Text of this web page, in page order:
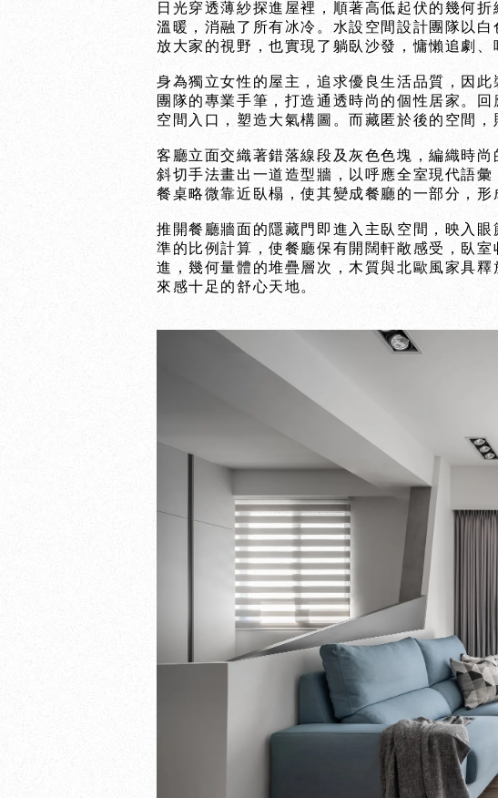
日光穿透薄紗探進屋裡，順著高低起伏的幾何
溫暖，消融了所有冰冷。水設空間設計團隊以
放大家的視野，也實現了躺臥沙發，慵懶追劇、
身為獨立女性的屋主，追求優良生活品質，因
團隊的專業手筆，打造通透時尚的個性居家。
空間入口，塑造大氣構圖。而藏匿於後的空間
客廳立面交織著錯落線段及灰色色塊，編織時
斜切手法畫出一道造型牆，以呼應全室現代語
餐桌略微靠近臥榻，使其變成餐廳的一部分，形
推開餐廳牆面的隱藏門即進入主臥空間，映入
準的比例計算，使餐廳保有開闊軒敞感受，臥
進，幾何量體的堆疊層次，木質與北歐風家具
來感十足的舒心天地。